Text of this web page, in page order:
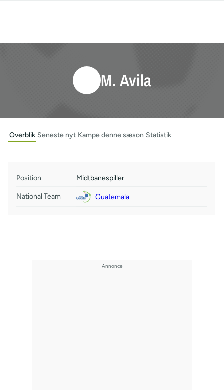
M. Avila
Overblik Seneste nyt Kampe denne sæson Statistik
Position Midtbanespiller
National Team Guatemala